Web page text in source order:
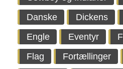
Danske
Dickens
Engle
Eventyr
Flag
Fortællinger